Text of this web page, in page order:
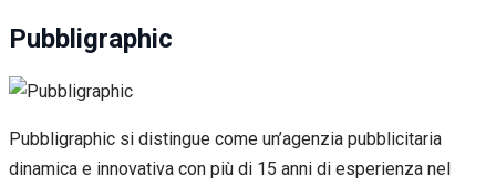
Pubbligraphic
Pubbligraphic si distingue come un’agenzia pubblicitaria
dinamica e innovativa con più di 15 anni di esperienza nel